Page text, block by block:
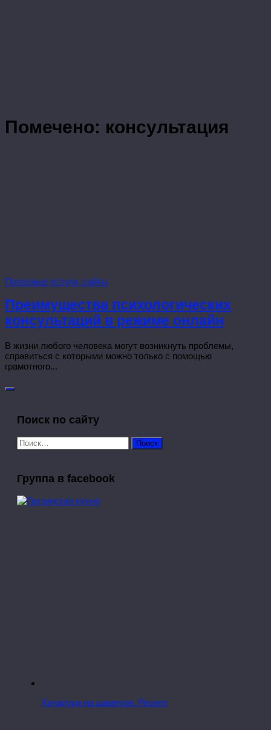
Помечено: консультация
Полезные услуги, сайты
Преимущества психологических
консультаций в режиме онлайн
В жизни любого человека могут возникнуть проблемы,
справиться с которыми можно только с помощью
грамотного...
Поиск по сайту
Найти:
Группа в facebook
Хачапури на шампуре. Рецепт